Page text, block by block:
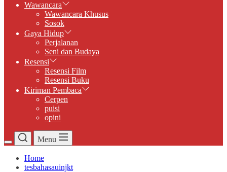
Wawancara
Wawancara Khusus
Sosok
Gaya Hidup
Perjalanan
Seni dan Budaya
Resensi
Resensi Film
Resensi Buku
Kiriman Pembaca
Cerpen
puisi
opini
Menu
Home
tesbahasauinjkt